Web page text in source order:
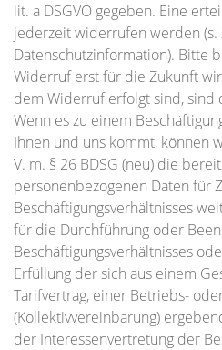
lit. a DSGVO gegeben. Eine
jederzeit widerrufen werden
Datenschutzinformation). Bitte
Widerruf erst für die Zukunft
dem Widerruf erfolgt sind, sind
Wenn es zu einem
Ihnen und uns kommt, können
V. m. § 26 BDSG (neu) die
personenbezogenen Daten für
Beschäftigungsverhältnisses
für die Durchführung oder
Beschäftigungsverhältnisses
Erfüllung der sich aus einem
Tarifvertrag, einer Betriebs-
(Kollektivvereinbarung)
der Interessenvertretung der